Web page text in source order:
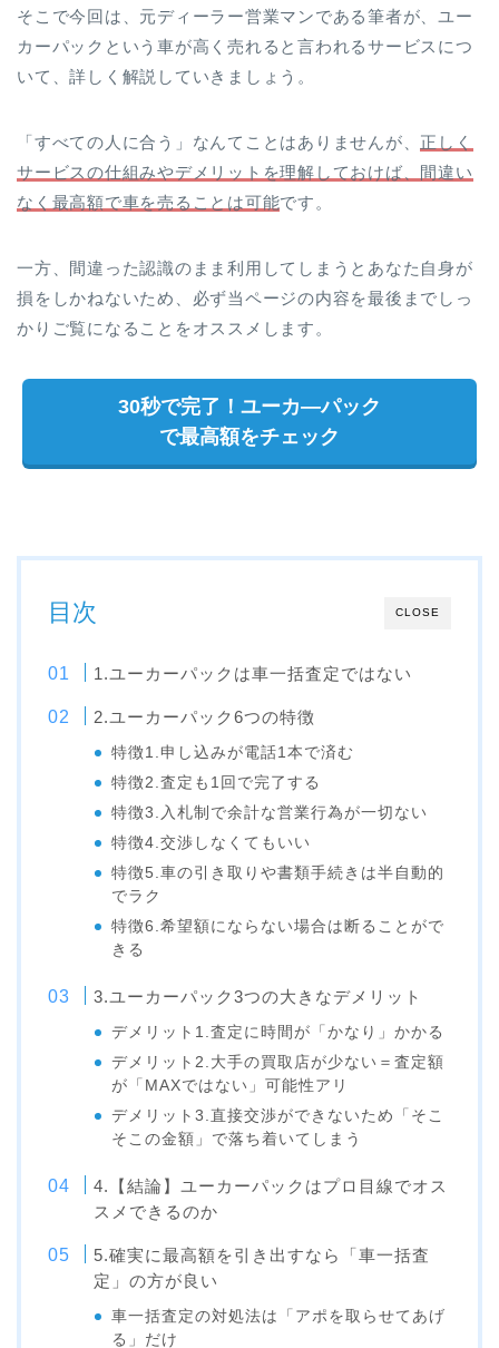
そこで今回は、元ディーラー営業マンである筆者が、ユー
カーパックという車が高く売れると言われるサービスにつ
いて、詳しく解説していきましょう。
「すべての人に合う」なんてことはありませんが、 正しく
サービスの仕組みやデメリットを理解しておけば、間違い
なく最高額で車を売ることは可能です。
一方、間違った認識のまま利用してしまうとあなた自身が
損をしかねないため、必ず当ページの内容を最後までしっ
かりご覧になることをオススメします。
30秒で完了！ユーカ―パック
で最高額をチェック
CLOSE
目次
1.ユーカーパックは車一括査定ではない
2.ユーカーパック6つの特徴
特徴1.申し込みが電話1本で済む
特徴2.査定も1回で完了する
特徴3.入札制で余計な営業行為が一切ない
特徴4.交渉しなくてもいい
特徴5.車の引き取りや書類手続きは半自動的
でラク
特徴6.希望額にならない場合は断ることがで
きる
3.ユーカーパック3つの大きなデメリット
デメリット1.査定に時間が「かなり」かかる
デメリット2.大手の買取店が少ない＝査定額
が「MAXではない」可能性アリ
デメリット3.直接交渉ができないため「そこ
そこの金額」で落ち着いてしまう
4.【結論】ユーカーパックはプロ目線でオス
スメできるのか
5.確実に最高額を引き出すなら「車一括査
定」の方が良い
車一括査定の対処法は「アポを取らせてあげ
る」だけ